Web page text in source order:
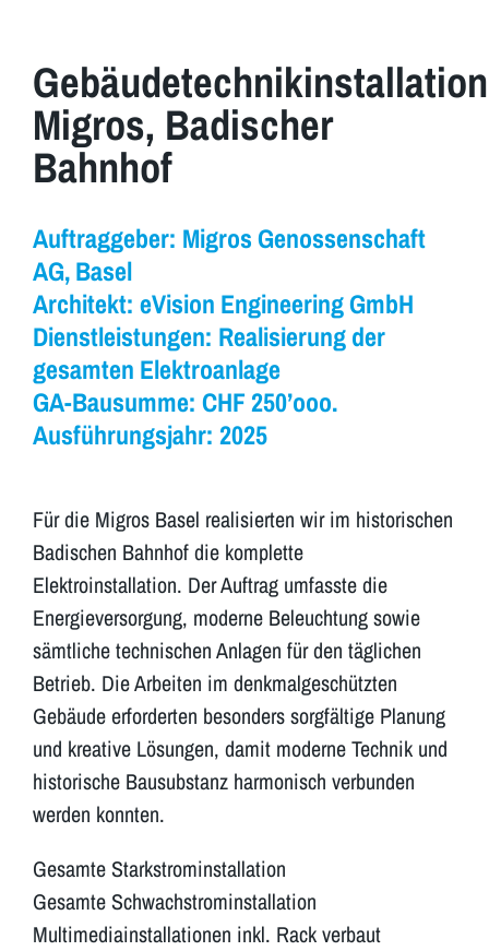
Gebäudetechnikinstallation
Migros, Badischer
Bahnhof
Auftraggeber: Migros Genossenschaft
AG, Basel
Architekt: eVision Engineering GmbH
Dienstleistungen: Realisierung der
gesamten Elektroanlage
GA-Bausumme: CHF 250’ooo.
Ausführungsjahr: 2025
Für die Migros Basel realisierten wir im historischen
Badischen Bahnhof die komplette
Elektroinstallation. Der Auftrag umfasste die
Energieversorgung, moderne Beleuchtung sowie
sämtliche technischen Anlagen für den täglichen
Betrieb. Die Arbeiten im denkmalgeschützten
Gebäude erforderten besonders sorgfältige Planung
und kreative Lösungen, damit moderne Technik und
historische Bausubstanz harmonisch verbunden
werden konnten.
Gesamte Starkstrominstallation
Gesamte Schwachstrominstallation
Multimediainstallationen inkl. Rack verbaut